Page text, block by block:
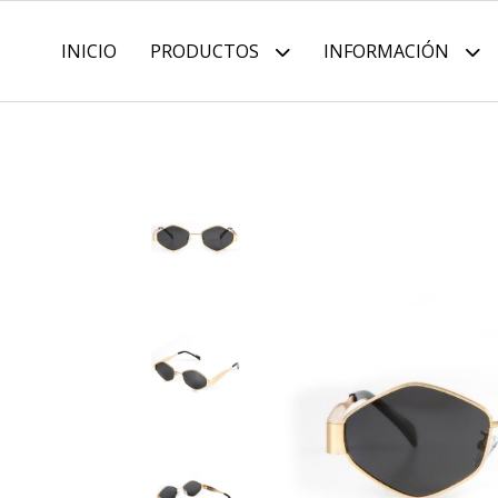
INICIO PRODUCTOS INFORMACIÓN